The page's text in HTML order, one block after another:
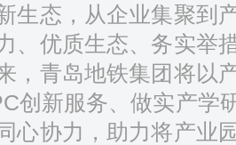
生态，从企业集聚到
、优质生态、务实举
，青岛地铁集团将以
创新服务、做实产学
心协力，助力将产业